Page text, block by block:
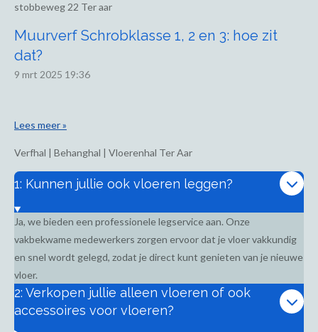
stobbeweg 22 Ter aar
Muurverf Schrobklasse 1, 2 en 3: hoe zit
dat?
9 mrt 2025 19:36
Lees meer »
Verfhal | Behanghal | Vloerenhal Ter Aar
1: Kunnen jullie ook vloeren leggen?
Ja, we bieden een professionele legservice aan. Onze
vakbekwame medewerkers zorgen ervoor dat je vloer vakkundig
en snel wordt gelegd, zodat je direct kunt genieten van je nieuwe
vloer.
2: Verkopen jullie alleen vloeren of ook
accessoires voor vloeren?